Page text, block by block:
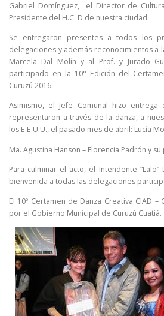
Gabriel Domínguez, el Director de
Presidente del H.C. D de nuestra ciudad.
Se entregaron presentes a todos los
delegaciones y además reconocimientos a
Marcela Dal Molín y al Prof. y Jurado
participado en la 10° Edición del
Curuzú 2016.
Asimismo, el Jefe Comunal hizo
representaron a través de la danza, a
los E.E.U.U., el pasado mes de abril: Lucía
Ma. Agustina Hanson – Florencia Padrón y
Para culminar el acto, el Intendente
bienvenida a todas las delegaciones
El 10º Certamen de Danza Creativa CIAD –
por el Gobierno Municipal de Curuzú Cuatiá.